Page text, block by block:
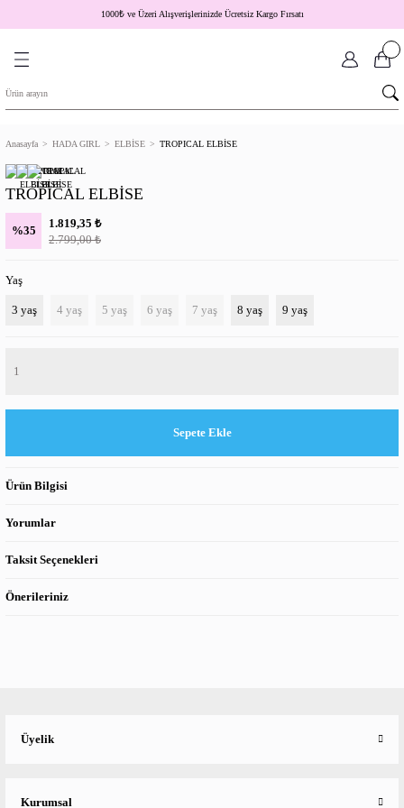
1000₺ve Üzeri Alışverişlerinizde Ücretsiz Kargo Fırsatı
Anasayfa HADA GIRL ELBİSE TROPICAL ELBİSE
TROPICAL ELBİSE
%35
1.819,35 ₺
2.799,00₺
Yaş
3 yaş 4 yaş 5 yaş 6 yaş 7 yaş 8 yaş 9 yaş
Sepete Ekle
Ürün Bilgisi
Yorumlar
Taksit Seçenekleri
Önerileriniz
Üyelik
Kurumsal